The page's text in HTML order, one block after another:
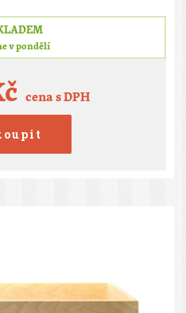
v pondělí
cena s DPH